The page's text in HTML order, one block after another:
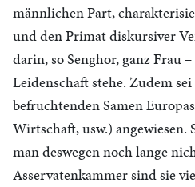
männlichen Part,
und den Primat diskursiver
darin, so Senghor, ganz Frau
Leidenschaft stehe. Zudem
befruchtenden Samen
Wirtschaft, usw.) angewiesen.
man deswegen noch lange
Asservatenkammer sind sie